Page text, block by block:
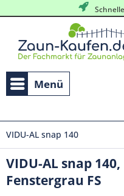
Menü
VIDU-AL snap 140
VIDU-AL snap 140,
Fenstergrau FS